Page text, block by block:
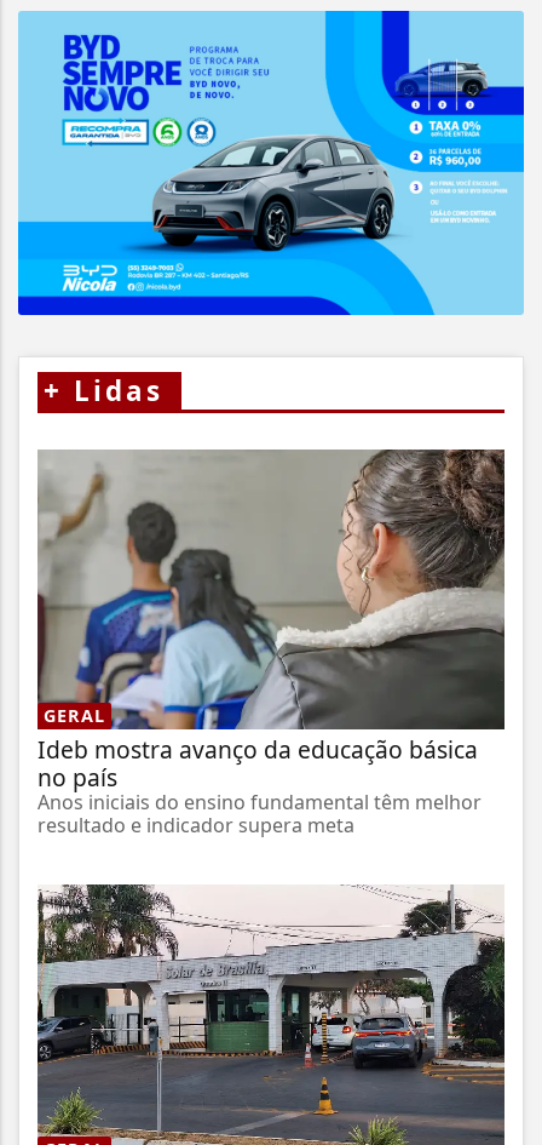
+ Lidas
GERAL
Ideb mostra avanço da educação básica
no país
Anos iniciais do ensino fundamental têm melhor
resultado e indicador supera meta